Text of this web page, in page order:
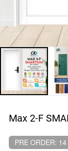
Max 2-F
PRE ORDER: